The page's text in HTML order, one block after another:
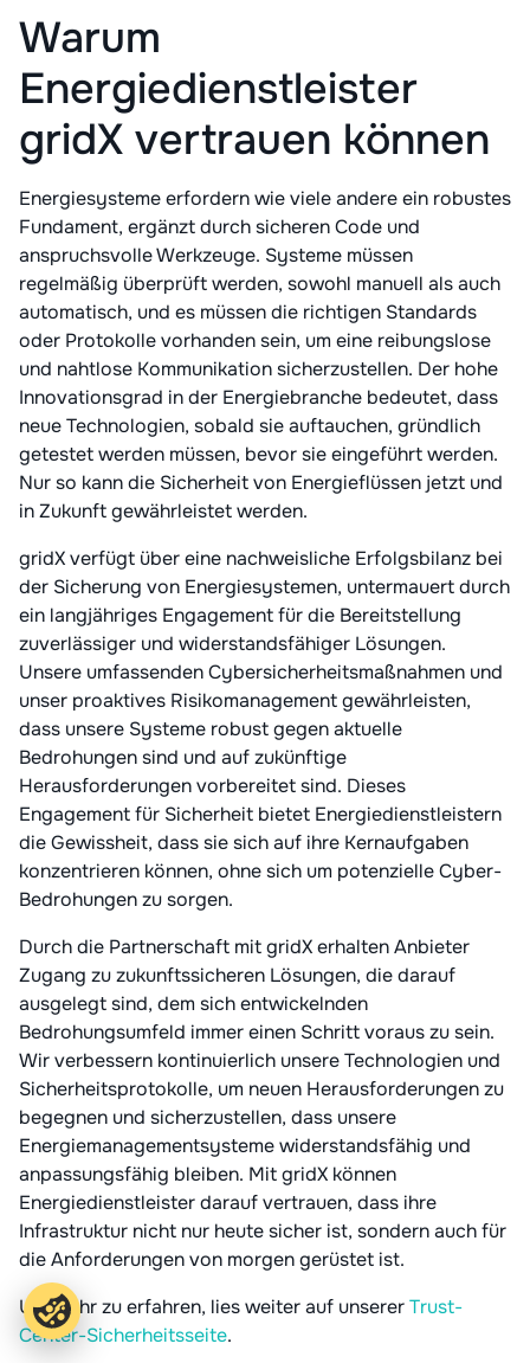
Warum
Energiedienstleister
gridX vertrauen können
Energiesysteme erfordern wie viele andere ein robustes
Fundament, ergänzt durch sicheren Code und
anspruchsvolle Werkzeuge. Systeme müssen
regelmäßig überprüft werden, sowohl manuell als auch
automatisch, und es müssen die richtigen Standards
oder Protokolle vorhanden sein, um eine reibungslose
und nahtlose Kommunikation sicherzustellen. Der hohe
Innovationsgrad in der Energiebranche bedeutet, dass
neue Technologien, sobald sie auftauchen, gründlich
getestet werden müssen, bevor sie eingeführt werden.
Nur so kann die Sicherheit von Energieflüssen jetzt und
in Zukunft gewährleistet werden.
gridX verfügt über eine nachweisliche Erfolgsbilanz bei
der Sicherung von Energiesystemen, untermauert durch
ein langjähriges Engagement für die Bereitstellung
zuverlässiger und widerstandsfähiger Lösungen.
Unsere umfassenden Cybersicherheitsmaßnahmen und
unser proaktives Risikomanagement gewährleisten,
dass unsere Systeme robust gegen aktuelle
Bedrohungen sind und auf zukünftige
Herausforderungen vorbereitet sind. Dieses
Engagement für Sicherheit bietet Energiedienstleistern
die Gewissheit, dass sie sich auf ihre Kernaufgaben
konzentrieren können, ohne sich um potenzielle Cyber-
Bedrohungen zu sorgen.
Durch die Partnerschaft mit gridX erhalten Anbieter
Zugang zu zukunftssicheren Lösungen, die darauf
ausgelegt sind, dem sich entwickelnden
Bedrohungsumfeld immer einen Schritt voraus zu sein.
Wir verbessern kontinuierlich unsere Technologien und
Sicherheitsprotokolle, um neuen Herausforderungen zu
begegnen und sicherzustellen, dass unsere
Energiemanagementsysteme widerstandsfähig und
anpassungsfähig bleiben. Mit gridX können
Energiedienstleister darauf vertrauen, dass ihre
Infrastruktur nicht nur heute sicher ist, sondern auch für
die Anforderungen von morgen gerüstet ist.
Um mehr zu erfahren, lies weiter auf unsererTrust-
Center-Sicherheitsseite.